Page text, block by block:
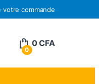
votre commande
0
0CFA